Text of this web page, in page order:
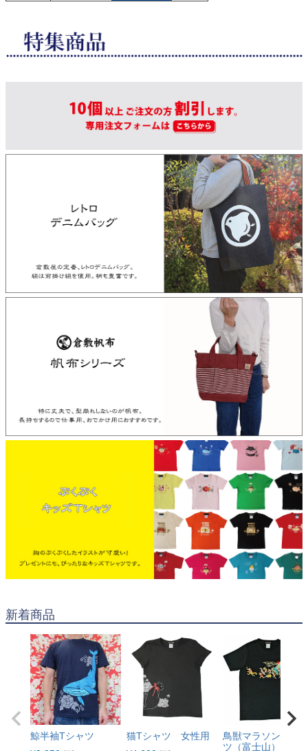
新着商品
鯨半袖Tシャツ
猫Tシャツ 女性用
鳥獣マラソンTシャ
ツ（富士山）